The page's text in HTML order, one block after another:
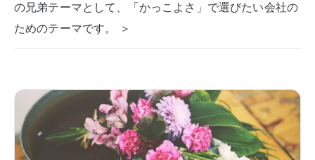
の兄弟テーマとして、「かっこよさ」で選びたい会社の
ためのテーマです。 ＞